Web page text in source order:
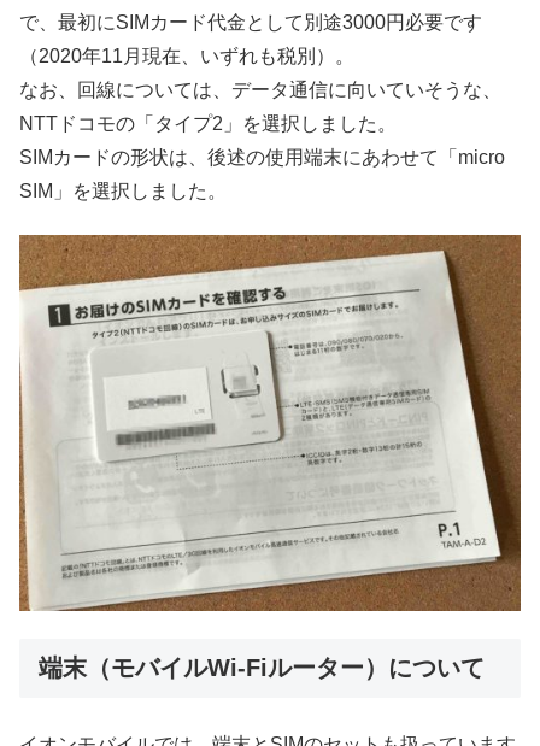
で、最初にSIMカード代金として別途3000円必要です
（2020年11月現在、いずれも税別）。
なお、回線については、データ通信に向いていそうな、
NTTドコモの「タイプ2」を選択しました。
SIMカードの形状は、後述の使用端末にあわせて「micro
SIM」を選択しました。
端末（モバイルWi-Fiルーター）について